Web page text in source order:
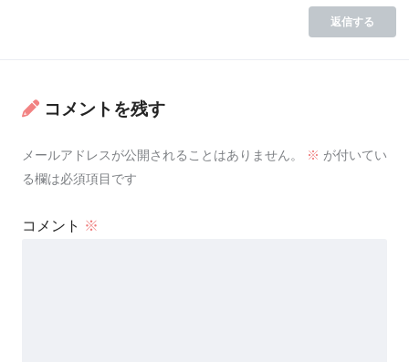
返信する
コメントを残す
メールアドレスが公開されることはありません。 ※ が付いてい
る欄は必須項目です
コメント ※